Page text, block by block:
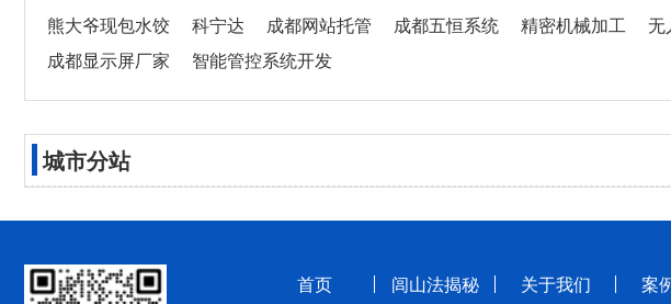
熊大爷现包水饺 科宁达 成都网站托管 成都五恒系统 精密机械加工 无
成都显示屏厂家
智能管控系统开发
城市分站
首页 闾山法揭秘 关于我们 案